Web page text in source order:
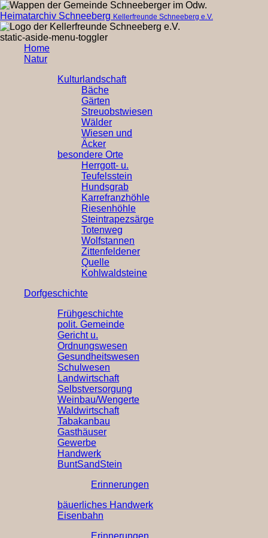
Heimatarchiv Schneeberg Kellerfreunde Schneeberg e.V.
static-aside-menu-toggler
Home
Natur
Kulturlandschaft
Bäche
Gärten
Streuobstwiesen
Wälder
Wiesen und
Äcker
besondere Orte
Herrgott- u.
Teufelsstein
Hundsgrab
Karrefranzhöhle
Riesenhöhle
Steintrapezsärge
Totenweg
Wolfstannen
Zittenfeldener
Quelle
Kohlwaldsteine
Dorfgeschichte
Frühgeschichte
polit. Gemeinde
Gericht u.
Ordnungswesen
Gesundheitswesen
Schulwesen
Landwirtschaft
Selbstversorgung
Weinbau/Wengerte
Waldwirtschaft
Tabakanbau
Gasthäuser
Gewerbe
Handwerk
BuntSandStein
Erinnerungen
bäuerliches Handwerk
Eisenbahn
Erinnerungen